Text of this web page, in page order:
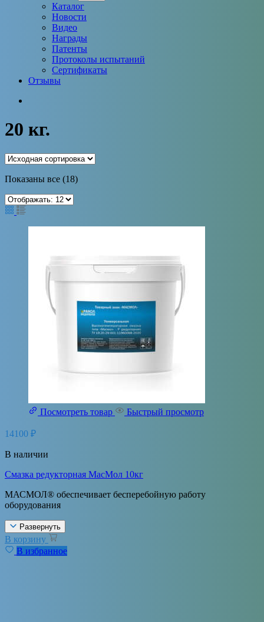
Каталог
Новости
Видео
Награды
Патенты
Протоколы испытаний
Сертификаты
Отзывы
20 кг.
Показаны все (18)
Посмотреть товар Быстрый просмотр
14100 ₽
В наличии
Cмазка редукторная МасМол 10кг
МАСМОЛ® обеспечивает бесперебойную работу
оборудования
Развернуть
В корзину
В избранное